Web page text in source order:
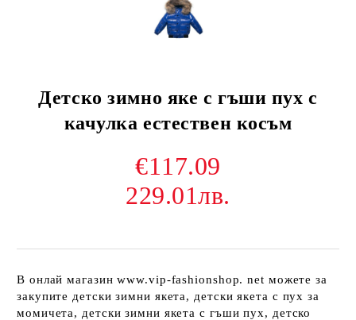
Детскo зимнo яке с гъши пух с
качулка естествен косъм
€117.09
229.01лв.
В онлай магазин www.vip-fashionshop. net можете за
закупите детски зимни якета, детски якета с пух за
момичета, детски зимни якета с гъши пух, детско